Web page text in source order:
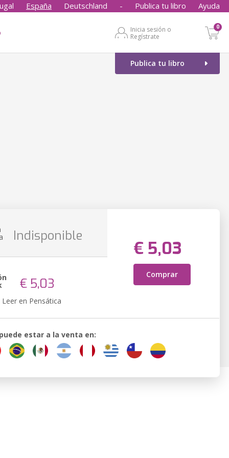
España Deutschland - Publica tu libro Ayuda
Inicia sesión o
Regístrate
0
Publica tu libro
Indisponible
€ 5,03
Comprar
€ 5,03
Leer en Pensática
estar a la venta en: